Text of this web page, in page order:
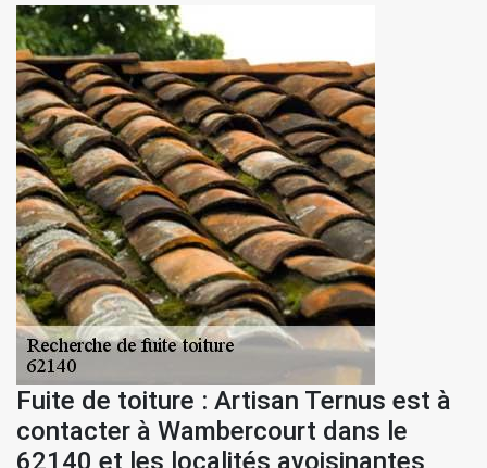
Fuite de toiture : Artisan Ternus est à
contacter à Wambercourt dans le
62140 et les localités avoisinantes